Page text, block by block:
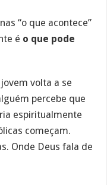
“o que acontece”
é o que pode
volta a se
percebe que
espiritualmente
começam.
Onde Deus fala de